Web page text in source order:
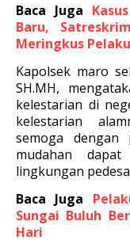
Baca Juga
Baru,
Meringkus Pelaku
Kapolsek maro
SH.MH,
kelestarian di
kelestarian
semoga
mudahan
lingkungan
Baca Juga
Sungai Buluh
Hari